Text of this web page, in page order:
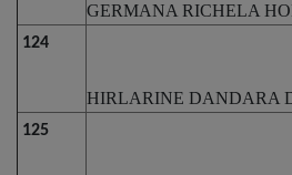
GERMANA RICHELA
124
HIRLARINE DANDARA
125